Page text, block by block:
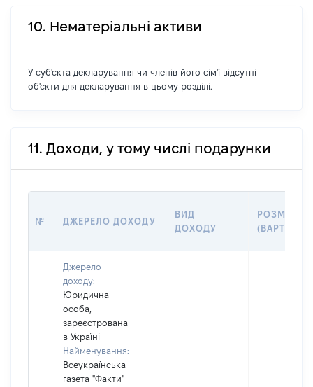
10. Нематеріальні активи
У суб'єкта декларування чи членів його сім'ї відсутні
об'єкти для декларування в цьому розділі.
11. Доходи, у тому числі подарунки
№ ДЖЕРЕЛО ДОХОДУ
ВИД
ДОХОДУ
РОЗМІР
(ВАРТІСТЬ)
Джерело
доходу:
Юридична
особа,
зареєстрована
в Україні
Найменування:
Всеукраїнська
газета "Факти"